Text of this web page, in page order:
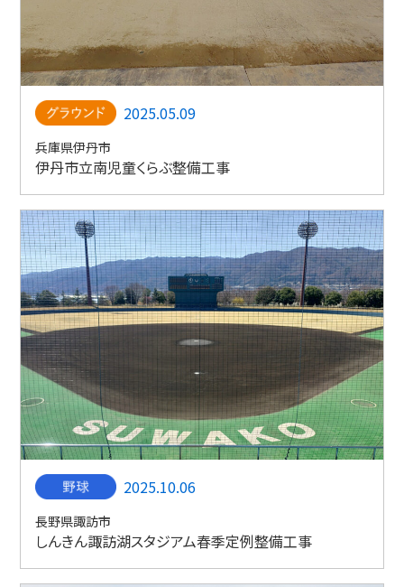
2025.05.09
兵庫県伊丹市
伊丹市立南児童くらぶ整備工事
2025.10.06
長野県諏訪市
しんきん諏訪湖スタジアム春季定例整備工事